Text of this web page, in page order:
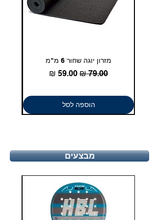
מזרון יוגה שחור 6 מ"מ
מחיר רגילמחיר מבצע
הוספה לסל
מבצעים